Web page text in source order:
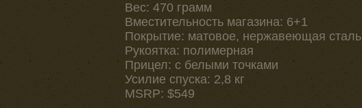
Вес: 470 грамм
Вместительность магазина: 6+1
Покрытие: матовое, нержавеющая сталь
Рукоятка: полимерная
Прицел: с белыми точками
Усилие спуска: 2,8 кг
MSRP: $549